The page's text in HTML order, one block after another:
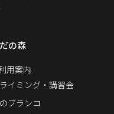
の森
用案内
イミング・講習会
ブランコ